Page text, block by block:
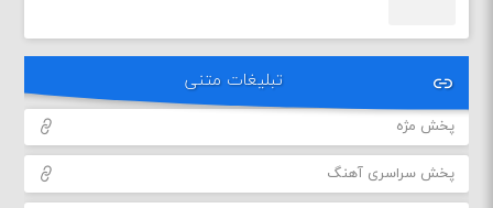
تبلیغات متنی
پخش مژه
پخش سراسری آهنگ